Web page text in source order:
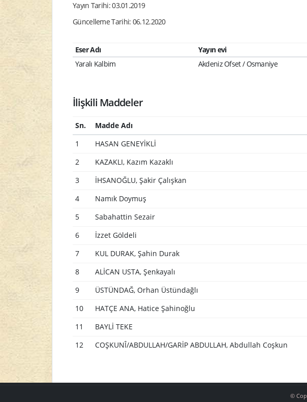
Yayın Tarihi: 03.01.2019
Güncelleme Tarihi: 06.12.2020
Eser Adı Yayın evi
Yaralı Kalbim
Akdeniz Ofset / Osmaniye
İlişkili Maddeler
Sn. Madde Adı
1
HASAN GENEYİKLİ
2 KAZAKLI, Kazım Kazaklı
3 İHSANOĞLU, Şakir Çalışkan
4 Namık Doymuş
5 Sabahattin Sezair
6 İzzet Göldeli
7 KUL DURAK, Şahin Durak
8 ALİCAN USTA, Şenkayalı
9 ÜSTÜNDAĞ, Orhan Üstündağlı
10 HATÇE ANA, Hatice Şahinoğlu
11 BAYLİ TEKE
12 COŞKUNÎ/ABDULLAH/GARİP ABDULLAH, Abdullah Coşkun
©